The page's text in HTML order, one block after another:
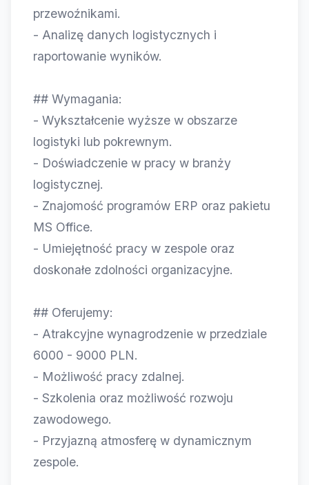
przewoźnikami.
- Analizę danych logistycznych i
raportowanie wyników.
## Wymagania:
- Wykształcenie wyższe w obszarze
logistyki lub pokrewnym.
- Doświadczenie w pracy w branży
logistycznej.
- Znajomość programów ERP oraz pakietu
MS Office.
- Umiejętność pracy w zespole oraz
doskonałe zdolności organizacyjne.
## Oferujemy:
- Atrakcyjne wynagrodzenie w przedziale
6000 - 9000 PLN.
- Możliwość pracy zdalnej.
- Szkolenia oraz możliwość rozwoju
zawodowego.
- Przyjazną atmosferę w dynamicznym
zespole.